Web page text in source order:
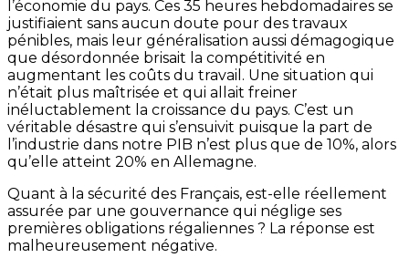
l’économie du pays. Ces 35 heures hebdomadaires se
justifiaient sans aucun doute pour des travaux
pénibles, mais leur généralisation aussi démagogique
que désordonnée brisait la compétitivité en
augmentant les coûts du travail. Une situation qui
n’était plus maîtrisée et qui allait freiner
inéluctablement la croissance du pays. C’est un
véritable désastre qui s’ensuivit puisque la part de
l’industrie dans notre PIB n’est plus que de 10%, alors
qu’elle atteint 20% en Allemagne.
Quant à la sécurité des Français, est-elle réellement
assurée par une gouvernance qui néglige ses
premières obligations régaliennes ? La réponse est
malheureusement négative.